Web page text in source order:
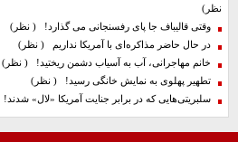
نظر)
وقتی قالیباف جا پای رفسنجانی می گذارد! ( نظر)
در حال حاضر مذاکره‌ای با آمریکا نداریم
( نظر)
خانم مهاجرانی، آب به آسیاب دشمن ریختید! ( نظر)
تطهیر پهلوی به نمایش خانگی رسید! ( نظر)
سلبریتی‌هایی که در برابر جنایت آمریکا «لال» شدند!